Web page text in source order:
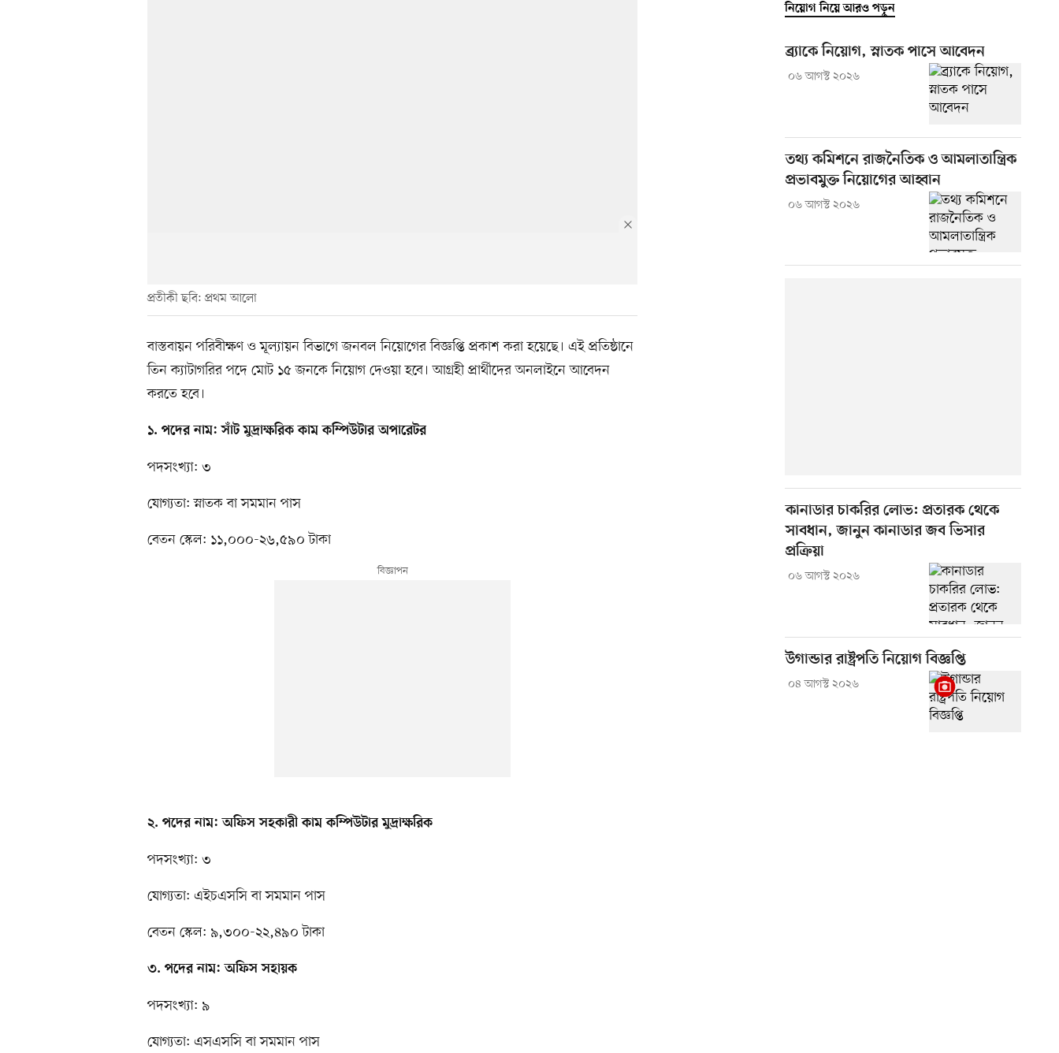
প্রতীকী ছবি: প্রথম আলো
বাস্তবায়ন পরিবীক্ষণ ও মূল্যায়ন বিভাগে জনবল নিয়োগের বিজ্ঞপ্তি প্রকাশ করা হয়েছে। এই প্রতিষ্ঠানে
তিন ক্যাটাগরির পদে মোট ১৫ জনকে নিয়োগ দেওয়া হবে। আগ্রহী প্রার্থীদের অনলাইনে আবেদন
করতে হবে।
১. পদের নাম: সাঁট মুদ্রাক্ষরিক কাম কম্পিউটার অপারেটর
পদসংখ্যা: ৩
যোগ্যতা: স্নাতক বা সমমান পাস
বেতন স্কেল: ১১,০০০-২৬,৫৯০ টাকা
২. পদের নাম: অফিস সহকারী কাম কম্পিউটার মুদ্রাক্ষরিক
পদসংখ্যা: ৩
যোগ্যতা: এইচএসসি বা সমমান পাস
বেতন স্কেল: ৯,৩০০-২২,৪৯০ টাকা
৩. পদের নাম: অফিস সহায়ক
পদসংখ্যা: ৯
যোগ্যতা: এসএসসি বা সমমান পাস
নিয়োগ নিয়ে আরও পড়ুন
ব্র্যাকে নিয়োগ, স্নাতক পাসে আবেদন
০৬ আগস্ট ২০২৬
তথ্য কমিশনে রাজনৈতিক ও আমলাতান্ত্রিক
প্রভাবমুক্ত নিয়োগের আহ্বান
০৬ আগস্ট ২০২৬
কানাডার চাকরির লোভ: প্রতারক থেকে
সাবধান, জানুন কানাডার জব ভিসার
প্রক্রিয়া
০৬ আগস্ট ২০২৬
উগান্ডার রাষ্ট্রপতি নিয়োগ বিজ্ঞপ্তি
০৪ আগস্ট ২০২৬